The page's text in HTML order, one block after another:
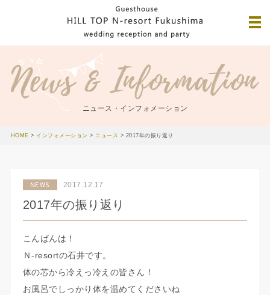
ニュース・インフォメーション
HOME > インフォメーション >ニュース > 2017年の振り返り
NEWS 2017.12.17
2017年の振り返り
こんばんは！
Ｎ-resortの石井です。
体の芯から冷えっ冷えの皆さん！
お風呂でしっかり体を温めてくださいね